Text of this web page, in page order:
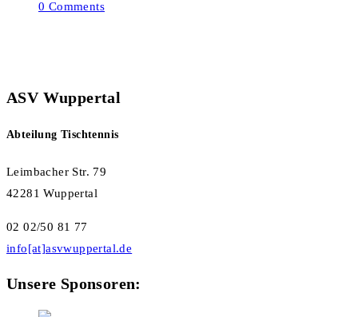
0 Comments
ASV Wuppertal
Abteilung Tischtennis
Leimbacher Str. 79
42281 Wuppertal
02 02/50 81 77
info[at]asvwuppertal.de
Unsere Sponsoren: